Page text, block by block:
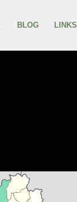
BLOG LINKS